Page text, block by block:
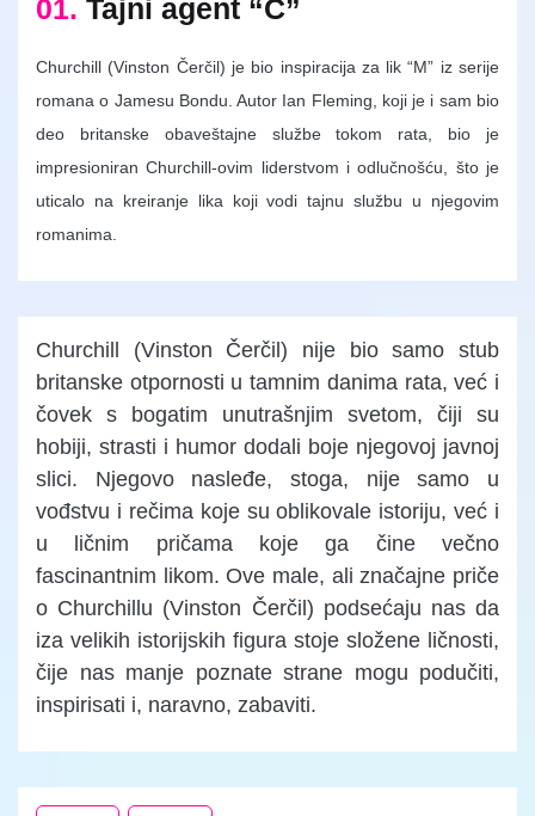
01. Tajni agent “C”
Churchill (Vinston Čerčil) je bio inspiracija za lik “M” iz serije
romana o Jamesu Bondu. Autor Ian Fleming, koji je i sam bio
deo britanske obaveštajne službe tokom rata, bio je
impresioniran Churchill-ovim liderstvom i odlučnošću, što je
uticalo na kreiranje lika koji vodi tajnu službu u njegovim
romanima.
Churchill (Vinston Čerčil) nije bio samo stub
britanske otpornosti u tamnim danima rata, već i
čovek s bogatim unutrašnjim svetom, čiji su
hobiji, strasti i humor dodali boje njegovoj javnoj
slici. Njegovo nasleđe, stoga, nije samo u
vođstvu i rečima koje su oblikovale istoriju, već i
u ličnim pričama koje ga čine večno
fascinantnim likom. Ove male, ali značajne priče
o Churchillu (Vinston Čerčil) podsećaju nas da
iza velikih istorijskih figura stoje složene ličnosti,
čije nas manje poznate strane mogu podučiti,
inspirisati i, naravno, zabaviti.